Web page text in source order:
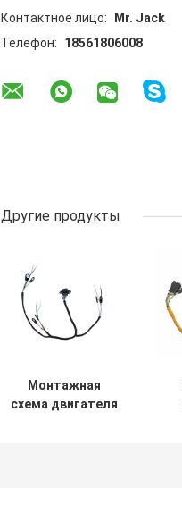
Контактное лицо:
Mr. Jack
Телефон:
18561806008
Другие продукты
Монтажная
схема двигателя